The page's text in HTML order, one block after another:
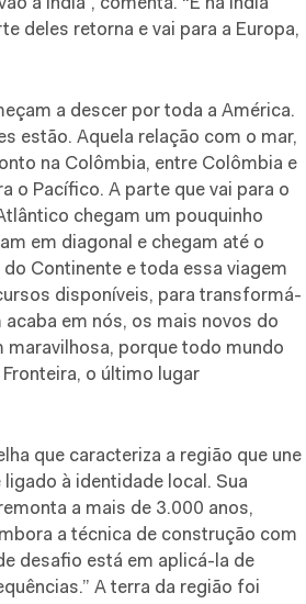
à Índia”, comenta. “E na Índia
deles retorna e vai para a Europa,
a descer por toda a América.
estão. Aquela relação com o mar,
na Colômbia, entre Colômbia e
o Pacífico. A parte que vai para o
chegam um pouquinho
em diagonal e chegam até o
Continente e toda essa viagem
disponíveis, para transformá-
acaba em nós, os mais novos do
maravilhosa, porque todo mundo
o último lugar
que caracteriza a região que une
à identidade local. Sua
a mais de 3.000 anos,
a técnica de construção com
desafio está em aplicá-la de
A terra da região foi